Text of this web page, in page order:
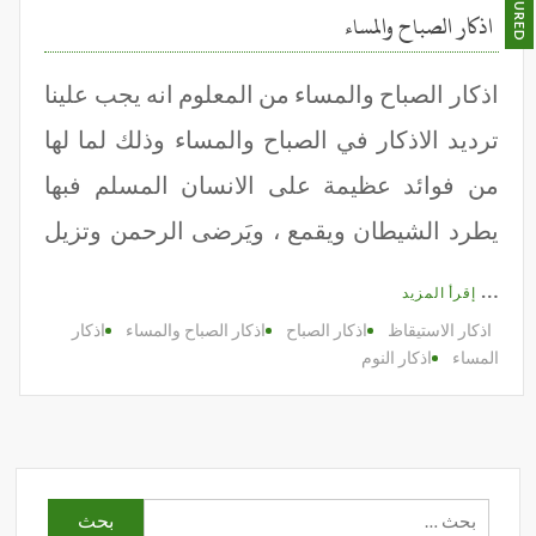
اذكار الصباح والمساء
اذكار الصباح والمساء من المعلوم انه يجب علينا
ترديد الاذكار في الصباح والمساء وذلك لما لها
من فوائد عظيمة على الانسان المسلم فبها
يطرد الشيطان ويقمع ، ويَرضى الرحمن وتزيل
إقرأ المزيد
اذكار الاستيقاظ اذكار الصباح اذكار الصباح والمساء
اذكار
المساء
اذكار النوم